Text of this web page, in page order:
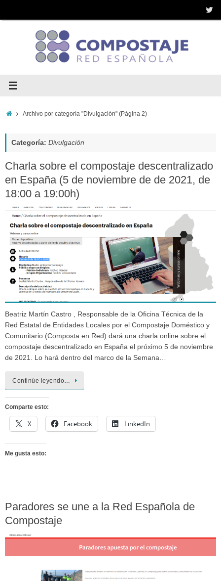
InicioArchivo por categoría "Divulgación"(Página 2)
Categoría: Divulgación
Charla sobre el compostaje descentralizado
en España (5 de noviembre de de 2021, de
18:00 a 19:00h)
Beatriz Martín Castro , Responsable de la Oficina Técnica de la
Red Estatal de Entidades Locales por el Compostaje Doméstico y
Comunitario (Composta en Red) dará una charla online sobre el
compostaje descentralizado en España el próximo 5 de noviembre
de 2021. Lo hará dentro del marco de la Semana…
Continúe leyendo…
Comparte esto:
X Facebook LinkedIn
Me gusta esto:
Paradores se une a la Red Española de
Compostaje